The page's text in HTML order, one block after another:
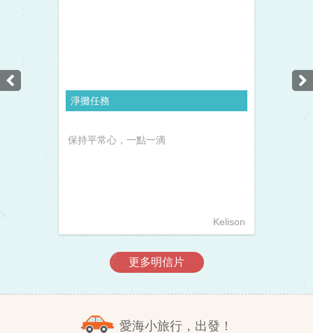
淨攤任務
保持平常心，一點一滴
Kelison
更多明信片
愛海小旅行，出發！